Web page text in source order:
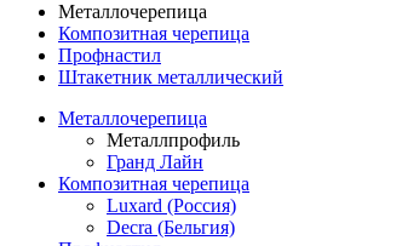
Металлочерепица
Композитная черепица
Профнастил
Штакетник металлический
Металлочерепица
Металлпрофиль
Гранд Лайн
Композитная черепица
Luxard (Россия)
Decra (Бельгия)